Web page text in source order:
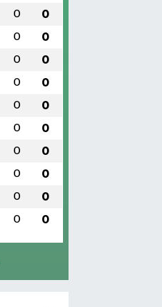
0 0
0 0
0 0
0 0
0 0
0 0
0 0
0 0
0 0
0 0